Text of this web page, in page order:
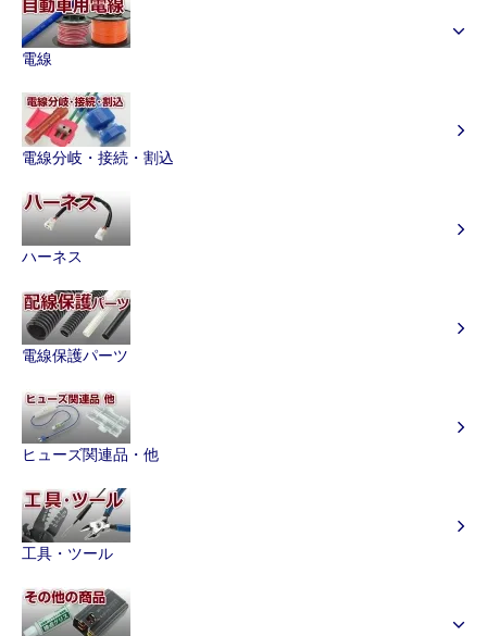
電線
電線分岐・接続・割込
ハーネス
電線保護パーツ
ヒューズ関連品・他
工具・ツール